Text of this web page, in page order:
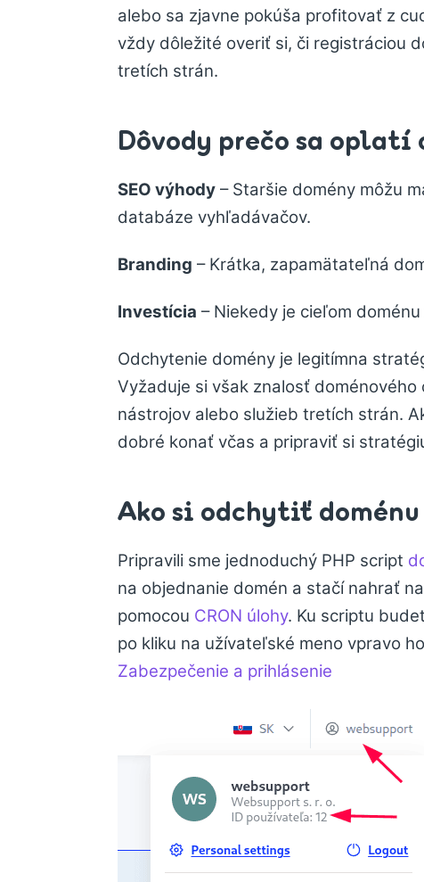
alebo sa zjavne pokúša profitovať z
vždy dôležité overiť si, či registráciou
tretích strán.
Dôvody prečo sa
SEO výhody – Staršie domény môžu
databáze vyhľadávačov.
Branding – Krátka, zapamätateľná
Investícia – Niekedy je cieľom
Odchytenie domény je legitímna
Vyžaduje si však znalosť
nástrojov alebo služieb tretích strán.
dobré konať včas a pripraviť si
Ako si odchytiť doménu
Pripravili sme jednoduchý PHP script
na objednanie domén a stačí nahrať na
pomocou CRON úlohy. Ku scriptu
po kliku na užívateľské meno vpravo
Zabezpečenie a prihlásenie